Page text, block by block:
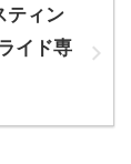
ティン
イド専